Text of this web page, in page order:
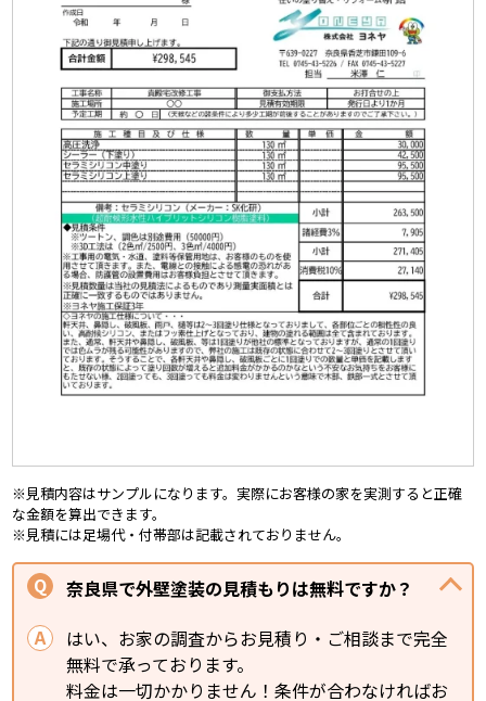
※見積内容はサンプルになります。実際にお客様の家を実測すると正確
な金額を算出できます。
※見積には足場代・付帯部は記載されておりません。
奈良県で外壁塗装の見積もりは無料ですか？
はい、お家の調査からお見積り・ご相談まで完全
無料で承っております。
料金は一切かかりません！条件が合わなければお